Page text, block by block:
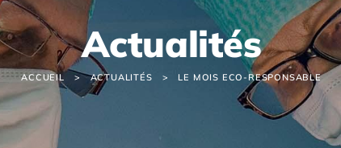
Actualités
ACCUEIL ACTUALITÉS LE MOIS ECO-RESPONSABLE